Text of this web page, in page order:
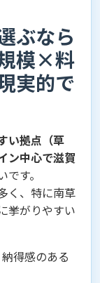
ぶなら
模×料
実的で
い拠点（草
ン中心で滋賀
す。
く、特に南草
挙がりやすい
得感のある